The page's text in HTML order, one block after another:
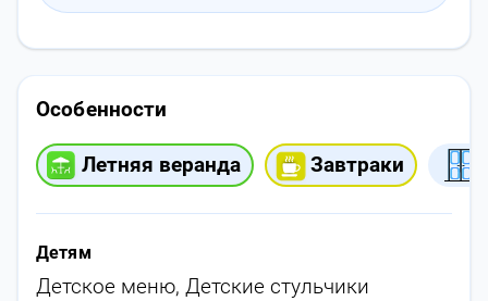
Особенности
Летняя веранда Завтраки
Детям
Детское меню, Детские стульчики